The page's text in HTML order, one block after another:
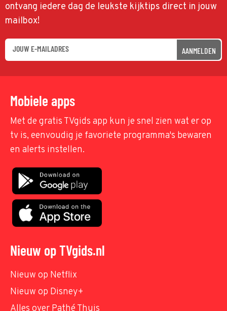
ontvang iedere dag de leukste kijktips direct in jouw
mailbox!
AANMELDEN
Mobiele apps
Met de gratis TVgids app kun je snel zien wat er op
tv is, eenvoudig je favoriete programma's bewaren
en alerts instellen.
Nieuw op TVgids.nl
Nieuw op Netflix
Nieuw op Disney+